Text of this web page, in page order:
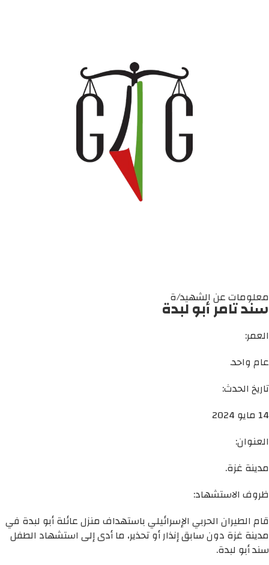
معلومات عن الشهيد/ة
سند تامر أبو لبدة
العمر:
عام واحد.
تاريخ الحدث:
14 مايو 2024
العنوان:
مدينة غزة.
ظروف الاستشهاد:
قام الطيران الحربي الإسرائيلي باستهداف منزل عائلة أبو لبدة في
مدينة غزة دون سابق إنذار أو تحذير، ما أدى إلى استشهاد الطفل
سند أبو لبدة.